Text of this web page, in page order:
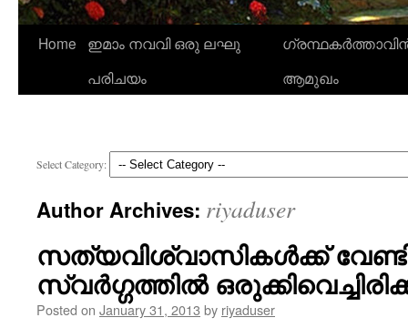
Skip
Home
ഇമാം നവവി ഒരു ലഘു
പരിചയം
ആമുഖം
Select Category:
Author Archives: riyaduser
സത്യവിശ്വാസികൾക്ക്
സ്വർഗ്ഗത്തിൽ
Posted on January 31, 2013 by riyaduser